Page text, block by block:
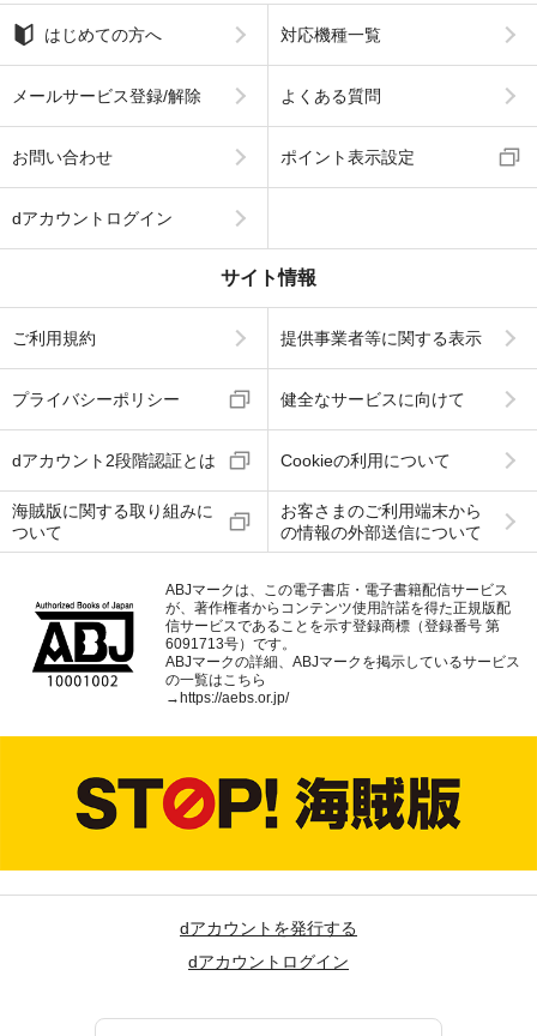
はじめての方へ 対応機種一覧
メールサービス登録/解除 よくある質問
お問い合わせ ポイント表示設定
dアカウントログイン
サイト情報
ご利用規約 提供事業者等に関する表示
プライバシーポリシー 健全なサービスに向けて
dアカウント2段階認証とは Cookieの利用について
海賊版に関する取り組みに
ついて
お客さまのご利用端末から
の情報の外部送信について
ABJマークは、この電子書店・電子書籍配信サービス
が、著作権者からコンテンツ使用許諾を得た正規版配
信サービスであることを示す登録商標（登録番号 第
6091713号）です。
ABJマークの詳細、ABJマークを掲示しているサービス
の一覧はこちら
→https://aebs.or.jp/
dアカウントを発行する
dアカウントログイン